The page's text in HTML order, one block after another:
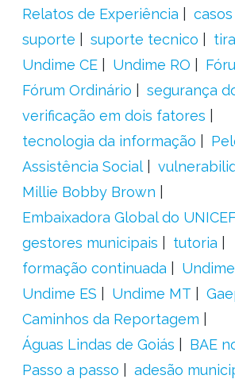
Relatos de Experiência
suporte
suporte tecnico
Undime CE
Undime RO
Fórum Ordinário
segurança
verificação em dois fatores
tecnologia da informação
Assistência Social
Millie Bobby Brown
Embaixadora Global do
gestores municipais
tutoria
formação continuada
Undime ES
Undime MT
Caminhos da Reportagem
Águas Lindas de Goiás
BAE
Passo a passo
adesão